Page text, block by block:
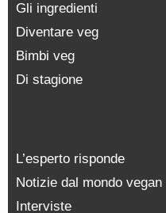
Gli ingredienti
Diventare veg
Bimbi veg
Di stagione
L’esperto risponde
Notizie dal mondo vegan
Interviste